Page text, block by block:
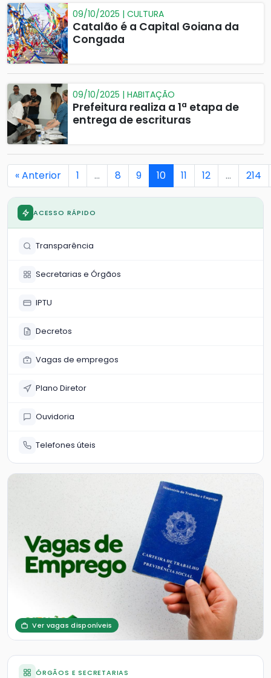
09/10/2025 | CULTURA
Catalão é a Capital Goiana da
Congada
09/10/2025 | HABITAÇÃO
Prefeitura realiza a 1ª etapa de
entrega de escrituras
« Anterior 1 … 8 9 10 11 12 … 214
ACESSO RÁPIDO
Transparência
Secretarias e Órgãos
IPTU
Decretos
Vagas de empregos
Plano Diretor
Ouvidoria
Telefones úteis
Ver vagas disponíveis
ÓRGÃOS E SECRETARIAS